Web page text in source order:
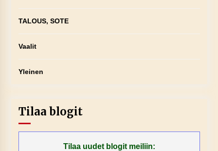
TALOUS, SOTE
Vaalit
Yleinen
Tilaa blogit
Tilaa uudet blogit meiliin: